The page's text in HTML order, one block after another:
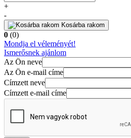
+
-
Kosárba rakom
0 (0)
Mondja el véleményét!
Ismerősnek ajánlom
Az Ön neve
Az Ön e-mail címe
Címzett neve
Címzett e-mail címe